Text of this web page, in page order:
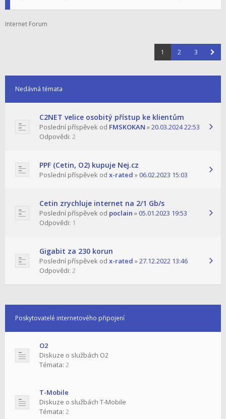
Internet Forum
1 2 3
Nedávná témata
C2NET velice osobitý přístup ke klientům
Poslední příspěvek od FMSKOKAN »20.03.2024 22:53
Odpovědi: 2
PPF (Cetin, O2) kupuje Nej.cz
Poslední příspěvek od x-rated »06.02.2023 15:03
Cetin zrychluje internet na 2/1 Gb/s
Poslední příspěvek od poclain »05.01.2023 19:53
Odpovědi: 1
Gigabit za 230 korun
Poslední příspěvek od x-rated »27.12.2022 13:46
Odpovědi: 2
Poskytovatelé internetového připojení
O2
Diskuze o službách O2
Témata: 2
T-Mobile
Diskuze o službách T-Mobile
Témata: 2